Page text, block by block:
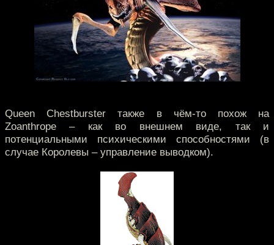
Queen Chestburster также в чём-то похож на
Zoanthrope – как во внешнем виде, так и
потенциальными психическими способностями (в
случае Королевы – управление выводком).